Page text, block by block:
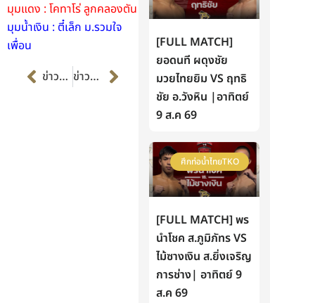
มุมแดง : โคทาโร่ ลูกคลองตัน
มุมน้ำเงิน : ตี๋เล็ก ม.รวมใจ
เพื่อน
Prevข่าวก่อนหน้า ข่าวต่อไป Next
[FULL MATCH]
ยอดนที ผดุงชัย
มวยไทยยิม VS ฤทธิ
ชัย อ.วังหิน |อาทิตย์
9 ส.ค 69
ศึกท่อน้ำไทยTKO
[FULL MATCH] พร
นำโชค ส.ภูมิภัทร VS
ไม้ซางเงิน ส.ยิ่งเจริญ
การช่าง| อาทิตย์ 9
ส.ค 69